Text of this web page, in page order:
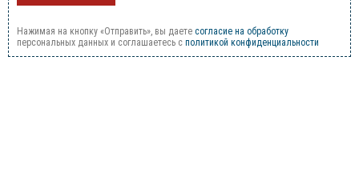
Нажимая на кнопку «Отправить», вы даете согласие на обработку
персональных данных и соглашаетесь c политикой конфиденциальности